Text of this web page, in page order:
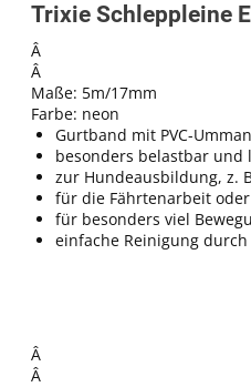
Trixie Schleppleine
Â
Â
Maße: 5m/17mm
Farbe: neon
Gurtband mit PVC-
besonders belastbar und
zur Hundeausbildung, z.
für die Fährtenarbeit oder
für besonders viel
einfache Reinigung
Â
Â